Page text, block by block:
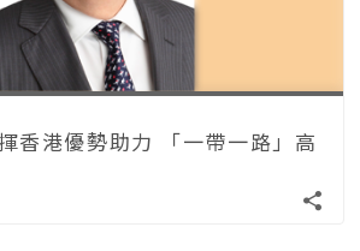
香港優勢助力 「一帶一路」高